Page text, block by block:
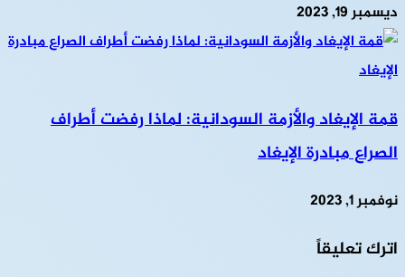
ديسمبر 19, 2023
قمة الإيغاد والأزمة السودانية: لماذا رفضت أطراف
الصراع مبادرة الإيغاد
نوفمبر 1, 2023
اترك تعليقاً